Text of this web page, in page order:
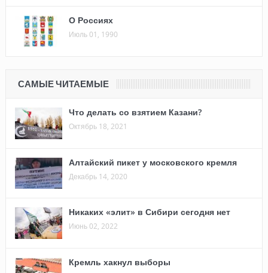
О Россиях
Июль 01, 1990
САМЫЕ ЧИТАЕМЫЕ
Что делать со взятием Казани?
Октябрь 18, 2021
Алтайский пикет у московского кремля
Декабрь 14, 2020
Никаких «элит» в Сибири сегодня нет
Июнь 02, 2022
Кремль хакнул выборы